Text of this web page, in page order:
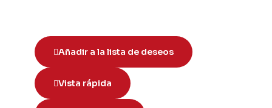
Añadir a la lista de deseos
Vista rápida